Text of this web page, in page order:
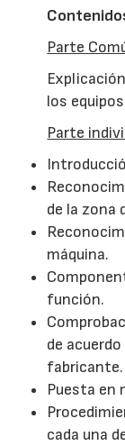
Parte
los
Parte
de la zona
máquina.
función.
de
fabricante.
Puesta en
cada una